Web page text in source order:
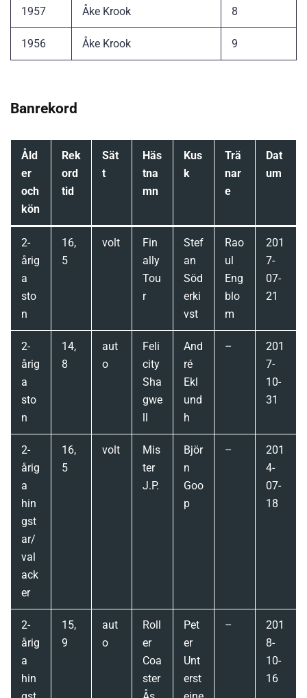
1957 Åke Krook 8
1956 Åke Krook 9
Banrekord
Åld
er
och
kön
Rek
ord
tid
Sät
t
Häs
tna
mn
Kus
k
Trä
nar
e
Dat
um
2-
årig
a
sto
n
16,
5
volt
Fin
ally
Tou
r
Stef
an
Söd
erki
vst
Rao
ul
Eng
blo
m
201
7-
07-
21
2-
årig
a
sto
n
14,
8
aut
o
Feli
city
Sha
gwe
ll
And
ré
Ekl
und
h
–
201
7-
10-
31
2-
årig
a
hin
gst
ar/
val
ack
er
16,
5
volt
Mis
ter
J.P.
Björ
n
Goo
p
–
201
4-
07-
18
2-
årig
a
hin
15,
9
aut
o
Roll
er
Coa
ster
Pet
er
Unt
erst
–
201
8-
10-
16